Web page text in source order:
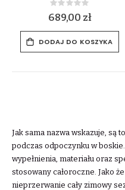
Rating:
0%
689,00 zł
DODAJ DO KOSZYKA
Jak sama nazwa wskazuje, są
podczas odpoczynku w
wypełnienia, materiału oraz
stosowany całoroczne. Jako
nieprzerwanie cały zimowy